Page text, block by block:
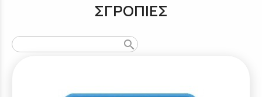
ΣΓΡΟΠΙΕΣ
search